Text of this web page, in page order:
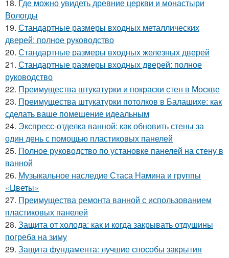
18. Где можно увидеть древние церкви и монастыри
Вологды
19. Стандартные размеры входных металлических
дверей: полное руководство
20. Стандартные размеры входных железных дверей
21. Стандартные размеры входных дверей: полное
руководство
22. Преимущества штукатурки и покраски стен в Москве
23. Преимущества штукатурки потолков в Балашихе: как
сделать ваше помещение идеальным
24. Экспресс-отделка ванной: как обновить стены за
один день с помощью пластиковых панелей
25. Полное руководство по установке панелей на стену в
ванной
26. Музыкальное наследие Стаса Намина и группы
«Цветы»
27. Преимущества ремонта ванной с использованием
пластиковых панелей
28. Защита от холода: как и когда закрывать отдушины
погреба на зиму
29. Защита фундамента: лучшие способы закрытия